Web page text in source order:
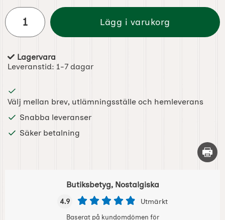
antal
Lägg i varukorg
Tillgänglighet:
Lagervara
Leveranstid: 1-7 dagar
Välj mellan brev, utlämningsställe och hemleverans
Snabba leveranser
Säker betalning
Skriv
Butiksbetyg, Nostalgiska
4.9 Utmärkt
Baserat på kundomdömen för